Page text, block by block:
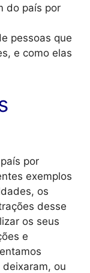
do país por
pessoas que
e como elas
por
exemplos
os
desse
os seus
e
ou